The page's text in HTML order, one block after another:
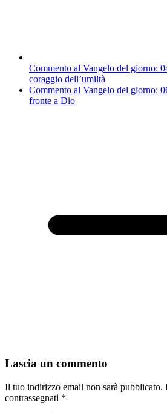
Commento al Vangelo del giorno:
coraggio dell’umiltà
Commento al Vangelo del giorno:
fronte a Dio
Lascia un commento
Il tuo indirizzo email non sarà pubblicato.
contrassegnati *